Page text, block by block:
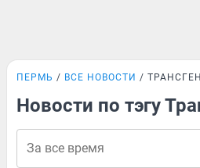
ПЕРМЬ ВСЕ НОВОСТИ
Новости по тэгу